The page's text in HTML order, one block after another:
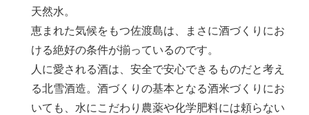
天然水。
恵まれた気候をもつ佐渡島は、まさに酒づくりにお
ける絶好の条件が揃っているのです。
人に愛される酒は、安全で安心できるものだと考え
る北雪酒造。酒づくりの基本となる酒米づくりにお
いても、水にこだわり農薬や化学肥料には頼らない